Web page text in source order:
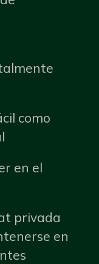
como
en el
privada
en